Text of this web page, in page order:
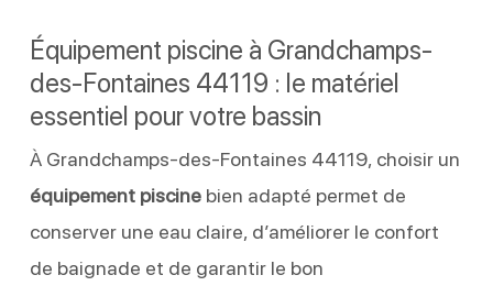
Équipement piscine à Grandchamps-
des-Fontaines 44119 : le matériel
essentiel pour votre bassin
À Grandchamps-des-Fontaines 44119, choisir un
équipement piscinebien adapté permet de
conserver une eau claire, d’améliorer le confort
de baignade et de garantir le bon